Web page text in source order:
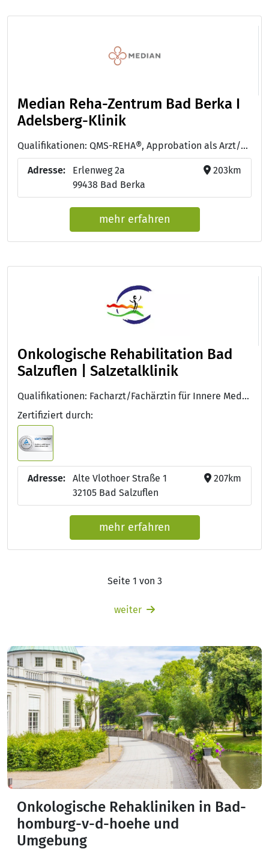
Median Reha-Zentrum Bad Berka I
Adelsberg-Klinik
Qualifikationen: QMS-REHA®, Approbation als Arzt/Ärztin
Adresse:
Erlenweg 2a
99438 Bad Berka
203km
mehr erfahren
Onkologische Rehabilitation Bad
Salzuflen | Salzetalklinik
Qualifikationen: Facharzt/Fachärztin für Innere Medizin und Hämatologie und Onkologie, DEGEMED, LGA InterCert ISO 9001:2015, LGA InterCert ISO 9001:2015
Zertifiziert durch:
Adresse:
Alte Vlothoer Straße 1
32105 Bad Salzuflen
207km
mehr erfahren
Seite 1 von 3
weiter
Onkologische Rehakliniken in Bad-
homburg-v-d-hoehe und
Umgebung